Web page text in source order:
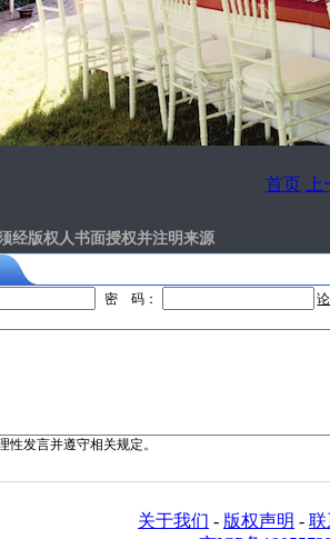
首页
经版权人书面授权并注明来源
密 码：
性发言并遵守相关规定。
关于我们 - 版权声明 - 联